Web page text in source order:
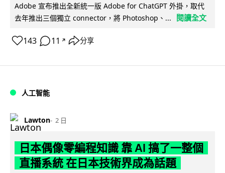
Adobe 宣布推出全新統一版 Adobe for ChatGPT 外掛，取代
去年推出三個獨立 connector，將 Photoshop、...
閱讀全文
143 11 ↗ 分享
人工智能
Lawton 2 日
日本偶像零編程知識 靠 AI 搞了一整個
直播系統 在日本技術界成為話題